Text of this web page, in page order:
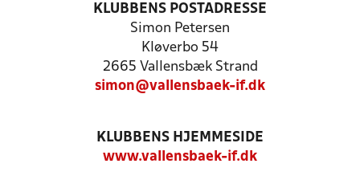
KLUBBENS POSTADRESSE
Simon Petersen
Kløverbo 54
2665 Vallensbæk Strand
simon@vallensbaek-if.dk
KLUBBENS HJEMMESIDE
www.vallensbaek-if.dk